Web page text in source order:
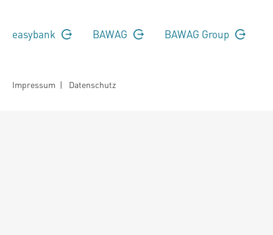
easybank BAWAG BAWAG Group
Impressum | Datenschutz